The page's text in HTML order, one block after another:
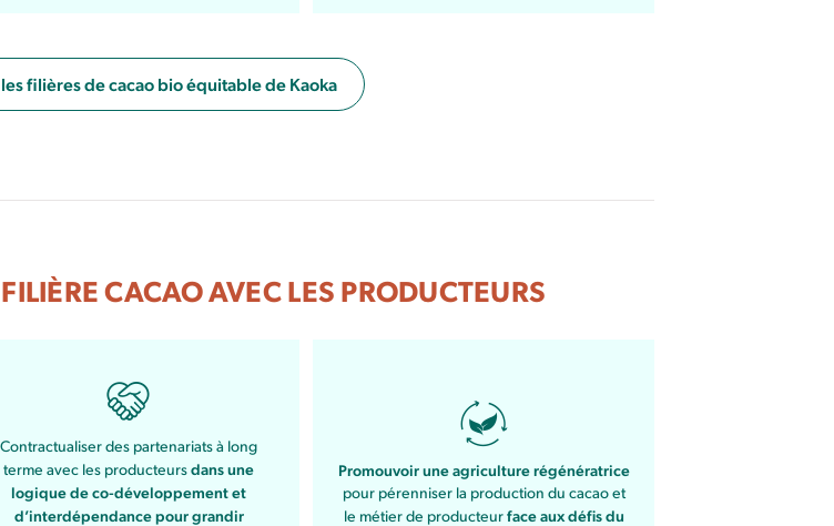
filières de cacao bio équitable de Kaoka
CACAO AVEC LES PRODUCTEURS
Contractualiser des partenariats à long
terme avec les producteursdans une
logique de co-développement et
d’interdépendance pour grandir
Promouvoir une agriculture régénératrice
pour pérenniser la production du cacao et
le métier de producteurface aux défis du